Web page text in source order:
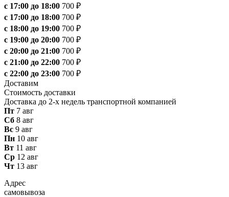
с 17:00 до 18:00 700 ₽
с 17:00 до 18:00 700 ₽
с 18:00 до 19:00 700 ₽
с 19:00 до 20:00 700 ₽
с 20:00 до 21:00 700 ₽
с 21:00 до 22:00 700 ₽
с 22:00 до 23:00 700 ₽
Доставим
Стоимость доставки
Доставка до 2-х недель транспортной компанией
Пт 7 авг
Сб 8 авг
Вс 9 авг
Пн 10 авг
Вт 11 авг
Ср 12 авг
Чт 13 авг
Адрес
самовывоза